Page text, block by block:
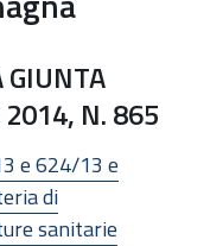
GIUNTA
2014, N. 865
e 624/13 e
di
sanitarie